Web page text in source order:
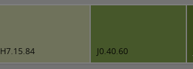
H7.15.84 J0.40.60